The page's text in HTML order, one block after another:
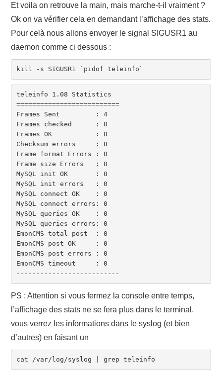
Et voila on retrouve la main, mais marche-t-il vraiment ?
Ok on va vérifier cela en demandant l’affichage des stats.
Pour celà nous allons envoyer le signal SIGUSR1 au
daemon comme ci dessous :
kill -s SIGUSR1 `pidof teleinfo`
teleinfo 1.08 Statistics
==========================
Frames Sent         : 4
Frames checked      : 0
Frames OK           : 0
Checksum errors     : 0
Frame format Errors : 0
Frame size Errors   : 0
MySQL init OK       : 0
MySQL init errors   : 0
MySQL connect OK    : 0
MySQL connect errors: 0
MySQL queries OK    : 0
MySQL queries errors: 0
EmonCMS total post  : 0
EmonCMS post OK     : 0
EmonCMS post errors : 0
EmonCMS timeout     : 0
PS : Attention si vous fermez la console entre temps,
l’affichage des stats ne se fera plus dans le terminal,
vous verrez les informations dans le syslog (et bien
d’autres) en faisant un
cat /var/log/syslog | grep teleinfo